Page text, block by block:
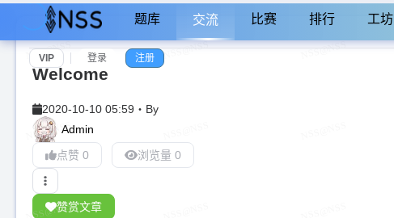
题库 交流 比赛 排行 工坊
VIP 登录 注册
Welcome
2020-10-10 05:59 ・ By
Admin
点赞 0
浏览量 0
赞赏文章